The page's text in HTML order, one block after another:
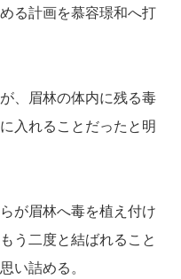
る計画を慕容璟和へ打
、眉林の体内に残る毒
入れることだったと明
が眉林へ毒を植え付け
う二度と結ばれること
い詰める。